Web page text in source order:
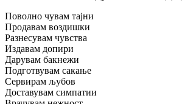
Поволно чувам тајни
Продавам воздишки
Разнесувам чувства
Издавам допири
Дарувам бакнежи
Подготвувам сакање
Сервирам љубов
Доставувам симпатии